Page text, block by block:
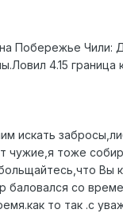
Побережье
4.15 граница
искать
чужие,я тоже
баловался со
то так .с